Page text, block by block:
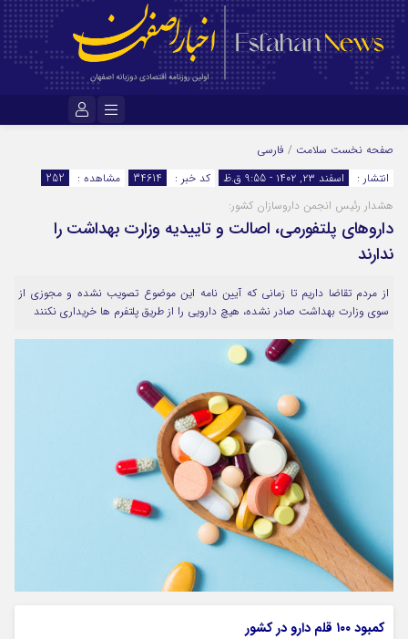
رمز عبور
مرا به خاطر بسپار
صفحه نخست سلامت / فارسی
انتشار :
اسفند ۲۳, ۱۴۰۲ - 9:55 ق.ظ کد خبر : 34614 مشاهده :
252
هشدار رئیس انجمن داروسازان کشور:
داروهای پلتفورمی، اصالت و تاییدیه وزارت بهداشت را
ندارند
از مردم تقاضا داریم تا زمانی که آیین نامه این موضوع تصویب نشده و مجوزی از
سوی وزارت بهداشت صادر نشده، هیچ دارویی را از طریق پلتفرم ها خریداری نکنند
کمبود ۱۰۰ قلم دارو در کشور